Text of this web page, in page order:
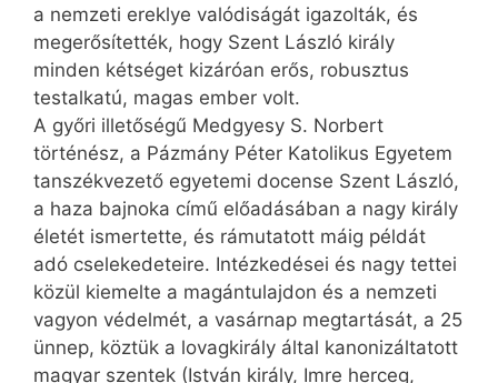
a nemzeti ereklye valódiságát igazolták, és
megerősítették, hogy Szent László király
minden kétséget kizáróan erős, robusztus
testalkatú, magas ember volt.
A győri illetőségű Medgyesy S. Norbert
történész, a Pázmány Péter Katolikus Egyetem
tanszékvezető egyetemi docense Szent László,
a haza bajnoka című előadásában a nagy király
életét ismertette, és rámutatott máig példát
adó cselekedeteire. Intézkedései és nagy tettei
közül kiemelte a magántulajdon és a nemzeti
vagyon védelmét, a vasárnap megtartását, a 25
ünnep, köztük a lovagkirály által kanonizáltatott
magyar szentek (István király, Imre herceg,